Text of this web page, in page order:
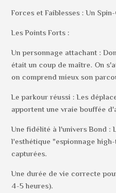
Forces et Faiblesses : Un
Les Points Forts :
Un personnage attachant :
était un coup de maître. On
on comprend mieux son
Le parkour réussi : Les
apportent une vraie bouffée
Une fidélité à l'univers Bond :
l'esthétique "espionnage
capturées.
Une durée de vie correcte
4-5 heures).